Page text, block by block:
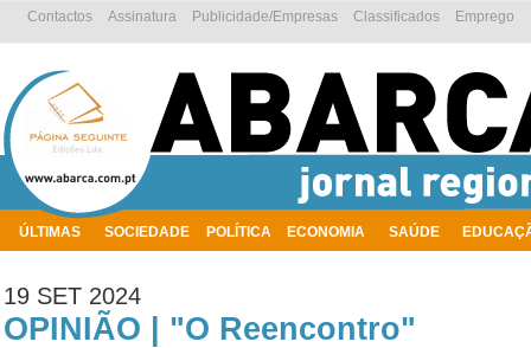
ÚLTIMAS SOCIEDADE POLÍTICA ECONOMIA SAÚDE
Emprego
Classificados
Publicidade/Empresas
Assinatura
Contactos
19 SET 2024
OPINIÃO | "O Reencontro"